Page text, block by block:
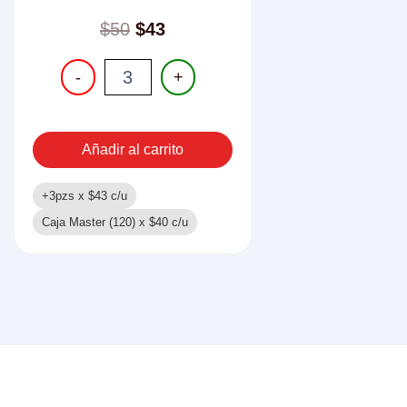
$50 $43
-
PISTOLA
DE
+
Añadir al carrito
+3pzs x $43 c/u
Caja Master (120) x $40 c/u